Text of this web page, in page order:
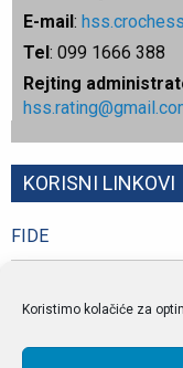
Koristimo kolačiće za
E-mail :
Tel : 099 1666 388
Rejting
KORISNI LINKOVI
FIDE